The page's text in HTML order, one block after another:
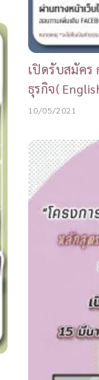
เปิดรับสมัคร
ธุรกิจ(
10/05/2021